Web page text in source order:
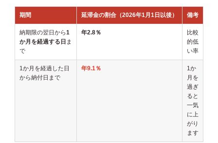
期間 延滞金の割合（2026年1月1日以後） 備考
納期限の翌日から1
か月を経過する日 ま
で
年2.8％
比較
的低
い率
1か月を経過した日
から納付日まで
年9.1％
1か
月を
過ぎ
ると
一気
に上
がり
ます